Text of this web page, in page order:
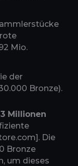
Mio.
der
Bronze).
Millionen
Die
Bronze
um dieses